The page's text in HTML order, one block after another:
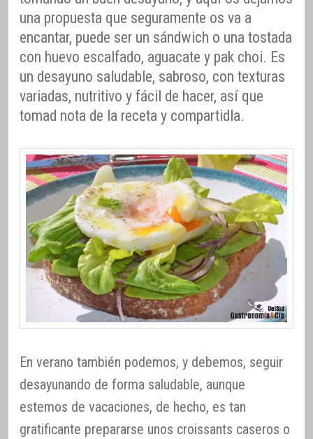
una propuesta que seguramente os va a
encantar, puede ser un sándwich o una tostada
con huevo escalfado, aguacate y pak choi. Es
un desayuno saludable, sabroso, con texturas
variadas, nutritivo y fácil de hacer, así que
tomad nota de la receta y compartidla.
En verano también podemos, y debemos, seguir
desayunando de forma saludable, aunque
estemos de vacaciones, de hecho, es tan
gratificante prepararse unos croissants caseros o